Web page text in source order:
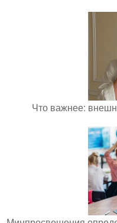
Что важнее: